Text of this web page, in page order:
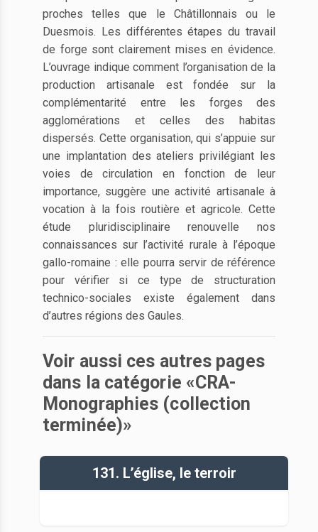
proches telles que le Châtillonnais ou le
Duesmois. Les différentes étapes du travail
de forge sont clairement mises en évidence.
L’ouvrage indique comment l’organisation de la
production artisanale est fondée sur la
complémentarité entre les forges des
agglomérations et celles des habitas
dispersés. Cette organisation, qui s’appuie sur
une implantation des ateliers privilégiant les
voies de circulation en fonction de leur
importance, suggère une activité artisanale à
vocation à la fois routière et agricole. Cette
étude pluridisciplinaire renouvelle nos
connaissances sur l’activité rurale à l’époque
gallo-romaine : elle pourra servir de référence
pour vérifier si ce type de structuration
technico-sociales existe également dans
d’autres régions des Gaules.
Voir aussi ces autres pages
dans la catégorie «CRA-
Monographies (collection
terminée)»
131. L’église, le terroir